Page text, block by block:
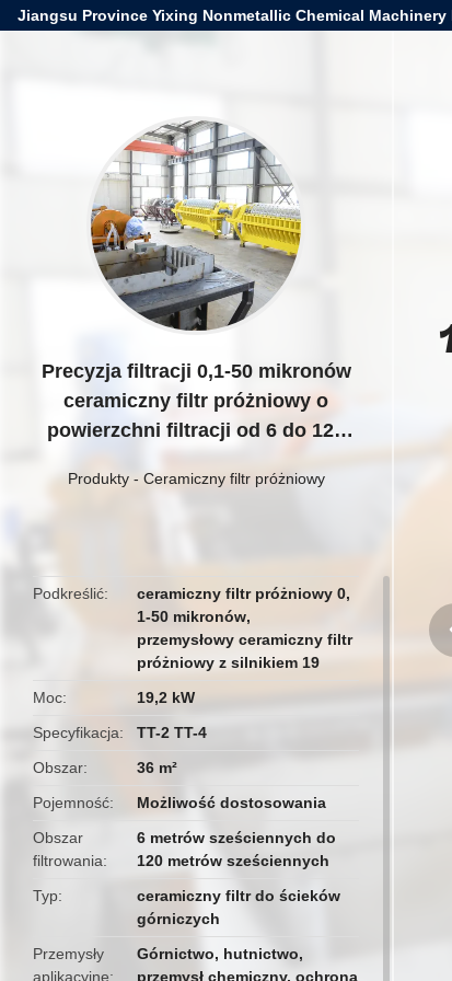
Jiangsu Province Yixing Nonmetallic Chemical Machinery
Precyzja filtracji 0,1-50 mikronów
ceramiczny filtr próżniowy o
powierzchni filtracji od 6 do 120
silnika 19,2 kW do zastosowań
Produkty- Ceramiczny filtr próżniowy
Podkreślić ceramiczny filtr próżniowy 0,
1-50 mikronów,
przemysłowy ceramiczny filtr
próżniowy z silnikiem 19
Moc
19,2 kW
Specyfikacja
TT-2 TT-4
Obszar
36 m²
Pojemność
Możliwość dostosowania
Obszar
filtrowania
6 metrów sześciennych do
120 metrów sześciennych
Typ
ceramiczny filtr do ścieków
górniczych
Przemysły
aplikacyjne
Górnictwo, hutnictwo,
przemysł chemiczny, ochrona